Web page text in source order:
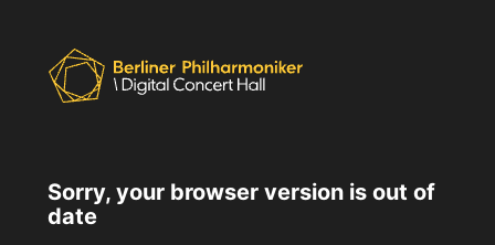
Sorry, your browser version is out of
date